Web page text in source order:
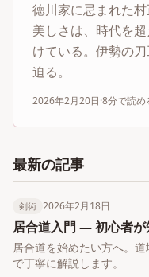
徳川家に忌まれた
美しさは、時代を
けている。伊勢の
迫る。
2026年2月20日·8分で読め
最新の記事
剣術 2026年2月18日
居合道入門 ― 初心者が
居合道を始めたい方へ。
で丁寧に解説します。